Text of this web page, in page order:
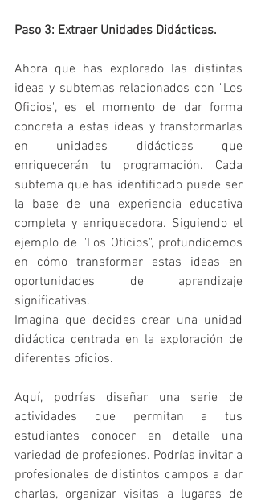
Paso 3: Extraer Unidades Didácticas.
Ahora que has explorado las distintas
ideas y subtemas relacionados con "Los
Oficios", es el momento de dar forma
concreta a estas ideas y transformarlas
en unidades didácticas que
enriquecerán tu programación. Cada
subtema que has identificado puede ser
la base de una experiencia educativa
completa y enriquecedora. Siguiendo el
ejemplo de "Los Oficios", profundicemos
en cómo transformar estas ideas en
oportunidades de aprendizaje
significativas.
Imagina que decides crear una unidad
didáctica centrada en la exploración de
diferentes oficios.
Aquí, podrías diseñar una serie de
actividades que permitan a tus
estudiantes conocer en detalle una
variedad de profesiones. Podrías invitar a
profesionales de distintos campos a dar
charlas, organizar visitas a lugares de